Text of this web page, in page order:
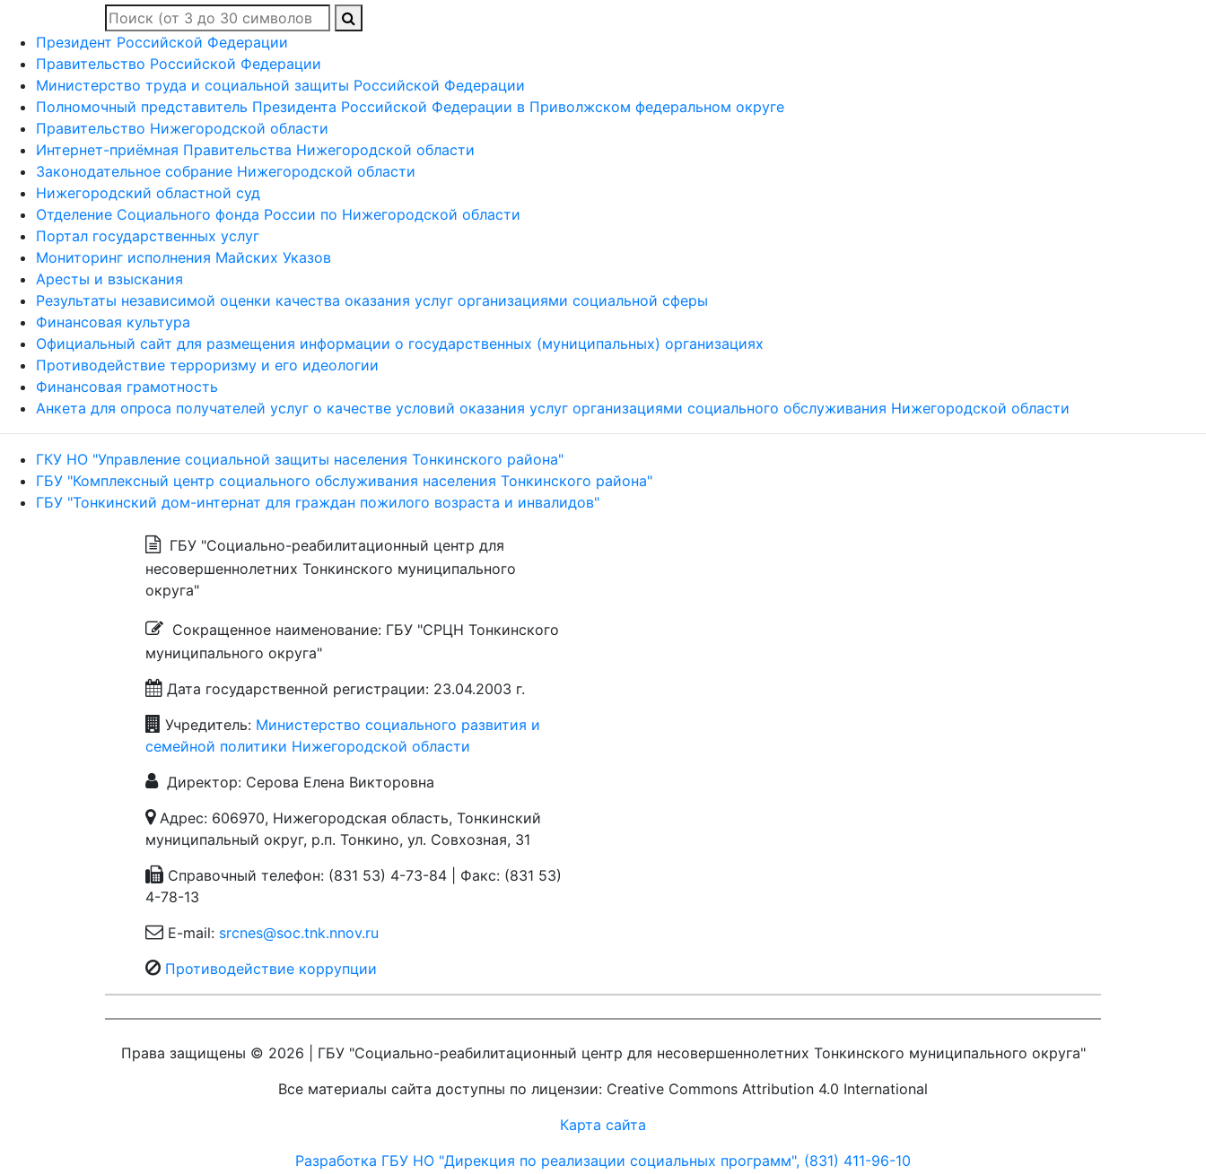
Президент Российской Федерации
Правительство Российской Федерации
Министерство труда и социальной защиты Российской Федерации
Полномочный представитель Президента Российской Федерации в Приволжском федеральном округе
Правительство Нижегородской области
Интернет-приёмная Правительства Нижегородской области
Законодательное собрание Нижегородской области
Нижегородский областной суд
Отделение Социального фонда России по Нижегородской области
Портал государственных услуг
Мониторинг исполнения Майских Указов
Аресты и взыскания
Результаты независимой оценки качества оказания услуг организациями социальной сферы
Финансовая культура
Официальный сайт для размещения информации о государственных (муниципальных) организациях
Противодействие терроризму и его идеологии
Финансовая грамотность
Анкета для опроса получателей услуг о качестве условий оказания услуг организациями социального обслуживания Нижегородской области
ГКУ НО "Управление социальной защиты населения Тонкинского района"
ГБУ "Комплексный центр социального обслуживания населения Тонкинского района"
ГБУ "Тонкинский дом-интернат для граждан пожилого возраста и инвалидов"
ГБУ "Социально-реабилитационный центр для
несовершеннолетних Тонкинского муниципального
округа"
Сокращенное наименование: ГБУ "СРЦН Тонкинского
муниципального округа"
Дата государственной регистрации: 23.04.2003 г.
Учредитель: Министерство социального развития и
семейной политики Нижегородской области
Директор: Серова Елена Викторовна
Адрес: 606970, Нижегородская область, Тонкинский
муниципальный округ, р.п. Тонкино, ул. Совхозная, 31
Справочный телефон: (831 53) 4-73-84 | Факс: (831 53)
4-78-13
E-mail: srcnes@soc.tnk.nnov.ru
Противодействие коррупции
Права защищены © 2026 | ГБУ "Социально-реабилитационный центр для несовершеннолетних Тонкинского муниципального округа"
Все материалы сайта доступны по лицензии: Creative Commons Attribution 4.0 International
Карта сайта
Разработка ГБУ НО "Дирекция по реализации социальных программ", (831) 411-96-10